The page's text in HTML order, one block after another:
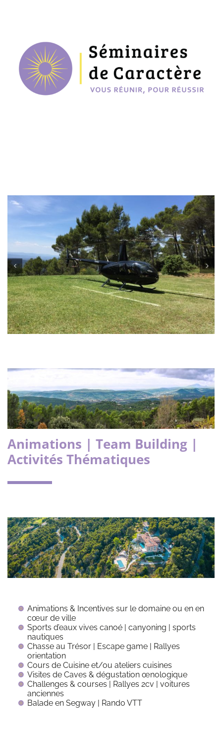
Animations | Team Building |
Activités Thématiques
Animations & Incentives sur le domaine ou en en
cœur de ville
Sports d’eaux vives canoé | canyoning | sports
nautiques
Chasse au Trésor | Escape game | Rallyes
orientation
Cours de Cuisine et/ou ateliers cuisines
Visites de Caves & dégustation œnologique
Challenges & courses | Rallyes 2cv | voitures
anciennes
Balade en Segway | Rando VTT